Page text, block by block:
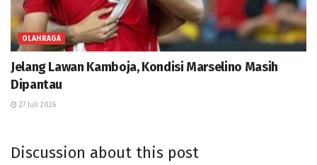
OLAHRAGA
Jelang Lawan Kamboja, Kondisi Marselino Masih
Dipantau
27 Juli 2026
Discussion about this post